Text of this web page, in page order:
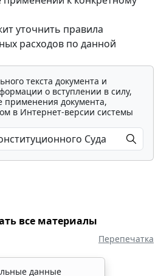
уточнить правила
расходов по данной
текста документа и
о вступлении в силу,
применения документа,
в Интернет-версии системы
все материалы
Перепечатка
данные